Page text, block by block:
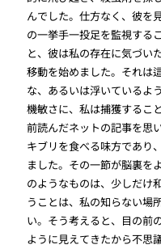
んでした。仕方なく、彼を
の一挙手一投足を監視する
と、彼は私の存在に気づい
移動を始めました。それは
な、あるいは浮いているよ
機敏さに、私は捕獲するこ
前読んだネットの記事を思
キブリを食べる味方であり
ました。その一節が脳裏を
のようなものは、少しだけ
うことは、私の知らない場
い。そう考えると、目の前
ように見えてきたから不思